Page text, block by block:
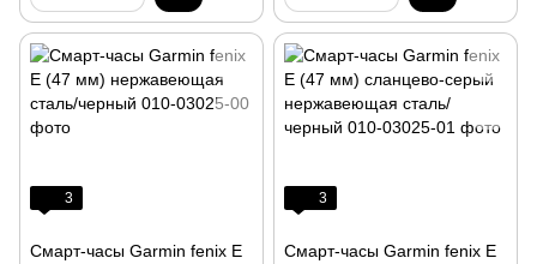
3
Смарт-часы Garmin fenix E
3
Смарт-часы Garmin fenix E